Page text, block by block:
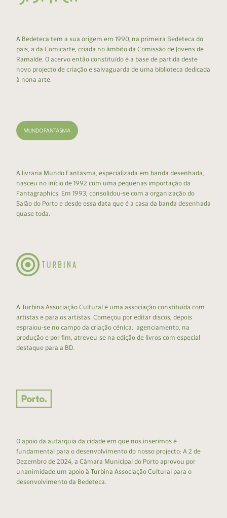
A Bedeteca tem a sua origem em 1990, na primeira Bedeteca do
país, a da Comicarte, criada no âmbito da Comissão de Jovens de
Ramalde. O acervo então constituído é a base de partida deste
novo projecto de criação e salvaguarda de uma biblioteca dedicada
à nona arte.
A livraria Mundo Fantasma, especializada em banda desenhada,
nasceu no início de 1992 com uma pequenas importação da
Fantagraphics. Em 1993, consolidou-se com a organização do
Salão do Porto e desde essa data que é a casa da banda desenhada
quase toda.
A Turbina Associação Cultural é uma associação constituída com
artistas e para os artistas. Começou por editar discos, depois
espraiou-se no campo da criação cénica, agenciamento, na
produção e por fim, atreveu-se na edição de livros com especial
destaque para a BD.
O apoio da autarquia da cidade em que nos inserimos é
fundamental para o desenvolvimento do nosso projecto: A 2 de
Dezembro de 2024, a Câmara Municipal do Porto aprovou por
unanimidade um apoio à Turbina Associação Cultural para o
desenvolvimento da Bedeteca.